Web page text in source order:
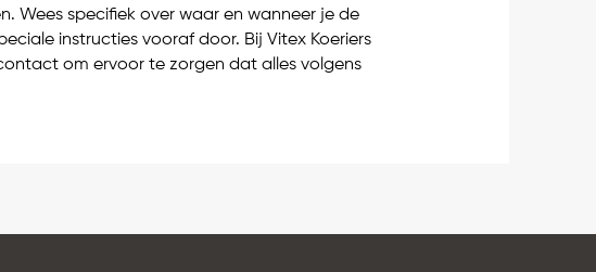
Wees specifiek over waar en wanneer je de
instructies vooraf door. Bij Vitex Koeriers
om ervoor te zorgen dat alles volgens